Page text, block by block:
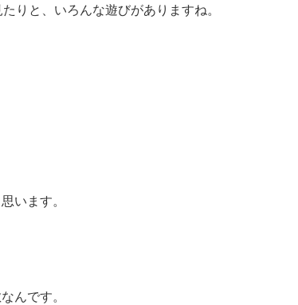
りと、いろんな遊びがありますね。
います。
んです。